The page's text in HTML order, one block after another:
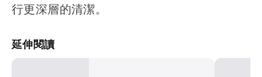
行更深層的清潔。
延伸閱讀